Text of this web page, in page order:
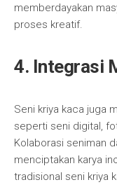
memberdayakan
proses kreatif.
4. Integrasi
Seni kriya kaca juga
seperti seni digital,
Kolaborasi seniman
menciptakan karya
tradisional seni kriya